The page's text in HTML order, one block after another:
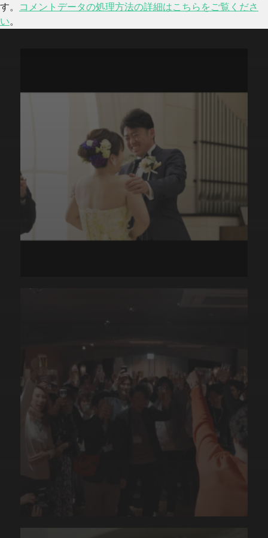
す。
コメントデータの処理方法の詳細はこちらをご覧くださ
い。